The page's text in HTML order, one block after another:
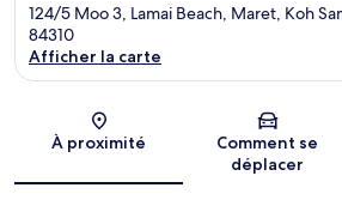
124/5 Moo 3, Lamai Beach, Maret, Koh
84310
Afficher la carte
À proximité
Comment se
déplacer